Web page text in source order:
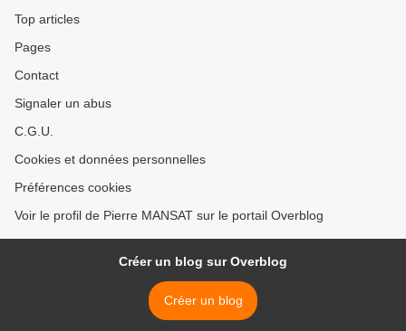
Top articles
Pages
Contact
Signaler un abus
C.G.U.
Cookies et données personnelles
Préférences cookies
Voir le profil de Pierre MANSAT sur le portail Overblog
Créer un blog sur Overblog
Créer un blog